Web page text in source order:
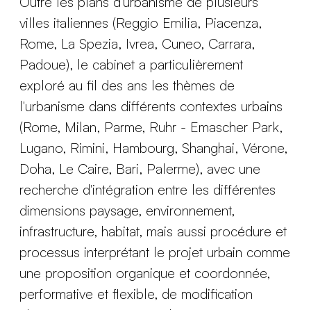
villes italiennes (Reggio Emilia, Piacenza,
Rome, La Spezia, Ivrea, Cuneo, Carrara,
Padoue), le cabinet a particulièrement
exploré au fil des ans les thèmes de
l'urbanisme dans différents contextes urbains
(Rome, Milan, Parme, Ruhr - Emascher Park,
Lugano, Rimini, Hambourg, Shanghai, Vérone,
Doha, Le Caire, Bari, Palerme), avec une
recherche d'intégration entre les différentes
dimensions paysage, environnement,
infrastructure, habitat, mais aussi procédure et
processus interprétant le projet urbain comme
une proposition organique et coordonnée,
performative et flexible, de modification